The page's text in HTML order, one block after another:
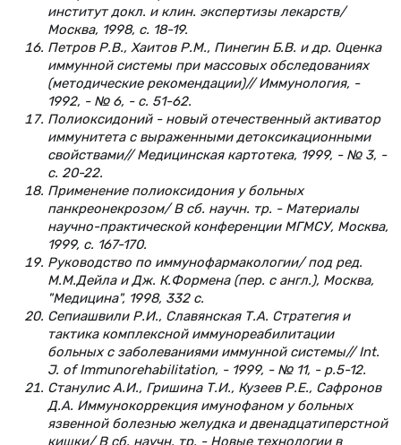
институт докл. и клин. экспертизы лекарств/
Москва, 1998, с. 18-19.
Петров Р.В., Хаитов Р.М., Пинегин Б.В. и др. Оценка
иммунной системы при массовых обследованиях
(методические рекомендации)// Иммунология, -
1992, - № 6, - с. 51-62.
Полиоксидоний - новый отечественный активатор
иммунитета с выраженными детоксикационными
свойствами// Медицинская картотека, 1999, - № 3, -
с. 20-22.
Применение полиоксидония у больных
панкреонекрозом/ В сб. научн. тр. - Материалы
научно-практической конференции МГМСУ, Москва,
1999, с. 167-170.
Руководство по иммунофармакологии/ под ред.
М.М.Дейла и Дж. К.Формена (пер. с англ.), Москва,
"Медицина", 1998, 332 с.
Сепиашвили Р.И., Славянская Т.А. Стратегия и
тактика комплексной иммунореабилитации
больных с заболеваниями иммунной системы// Int.
J. of Immunorehabilitation, - 1999, - № 11, - p.5-12.
Станулис А.И., Гришина Т.И., Кузеев Р.Е., Сафронов
Д.А. Иммунокоррекция имунофаном у больных
язвенной болезнью желудка и двенадцатиперстной
кишки/ В сб. научн. тр. - Новые технологии в